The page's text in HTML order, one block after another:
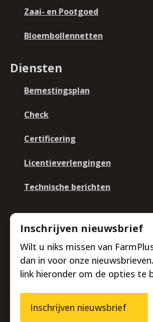
Zaai- en Pootgoed
Bloembollennetten
Diensten
Bemestingsplan
Check
Certificering
Licentieverlengingen
Technische berichten
Inschrijven nieuwsbrief
Wilt u niks missen van
dan in voor onze
link hieronder om de opties te
Inschrijven nieuwsbrief